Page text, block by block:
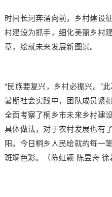
时间长河奔涌向前，乡村建设
村建设为抓手，细化美丽乡村
章，绘就未来发展新图景。
“民族要复兴，乡村必振兴。”
暑期社会实践中，团队成员紧
全面考察了桐乡市未来乡村建
具体做法，对于农村发展也有
阳。今日桐乡人民绘就的每一
斑斓色彩。（陈虹颖 陈昱舟 徐